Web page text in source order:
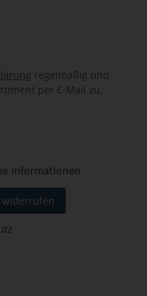
regelmäßig und
per E-Mail zu.
Informationen
widerrufen